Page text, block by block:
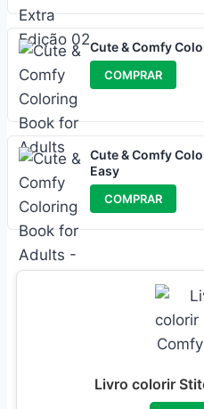
Cute & Comfy
COMPRAR
Cute & Comfy
Easy
COMPRAR
Livro colorir